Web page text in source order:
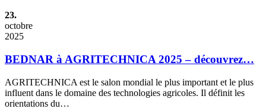
23.
octobre
2025
BEDNAR à AGRITECHNICA 2025 – découvrez…
AGRITECHNICA est le salon mondial le plus important et le plus
influent dans le domaine des technologies agricoles. Il définit les
orientations du…